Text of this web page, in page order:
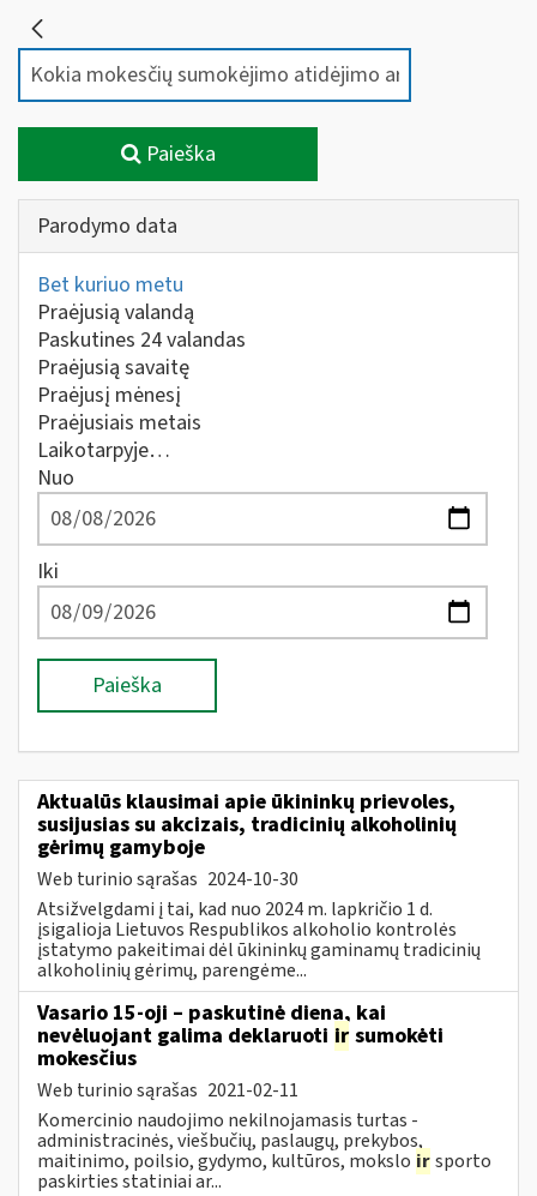
Paieška
Parodymo data
Bet kuriuo metu
Praėjusią valandą
Paskutines 24 valandas
Praėjusią savaitę
Praėjusį mėnesį
Praėjusiais metais
Laikotarpyje…
Nuo
Iki
Paieška
Aktualūs klausimai apie ūkininkų prievoles,
susijusias su akcizais, tradicinių alkoholinių
gėrimų gamyboje
Web turinio sąrašas 2024-10-30
Atsižvelgdami į tai, kad nuo 2024 m. lapkričio 1 d.
įsigalioja Lietuvos Respublikos alkoholio kontrolės
įstatymo pakeitimai dėl ūkininkų gaminamų tradicinių
alkoholinių gėrimų, parengėme...
Vasario 15-oji – paskutinė diena, kai
nevėluojant galima deklaruoti ir sumokėti
mokesčius
Web turinio sąrašas 2021-02-11
Komercinio naudojimo nekilnojamasis turtas -
administracinės, viešbučių, paslaugų, prekybos,
maitinimo, poilsio, gydymo, kultūros, mokslo irsporto
paskirties statiniai ar...